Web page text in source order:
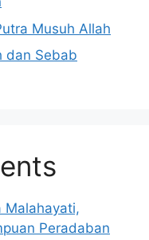
Musuh Allah
dan Sebab
Malahayati,
Peradaban